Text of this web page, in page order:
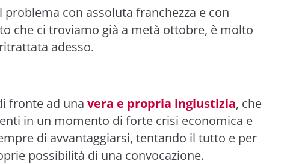
con assoluta franchezza e con
che ci troviamo già a metà ottobre, è molto
adesso.
fronte ad una vera e propria ingiustizia, che
in un momento di forte crisi economica e
di avvantaggiarsi, tentando il tutto e per
possibilità di una convocazione.